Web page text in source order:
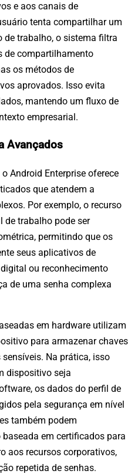
e aos canais de
tenta compartilhar um
trabalho, o sistema filtra
de compartilhamento
os métodos de
aprovados. Isso evita
mantendo um fluxo de
empresarial.
Avançados
Android Enterprise oferece
que atendem a
Por exemplo, o recurso
de trabalho pode ser
permitindo que os
seus aplicativos de
ou reconhecimento
de uma senha complexa
em hardware utilizam
para armazenar chaves
Na prática, isso
dispositivo seja
os dados do perfil de
pela segurança em nível
também podem
em certificados para
aos recursos corporativos,
repetida de senhas.